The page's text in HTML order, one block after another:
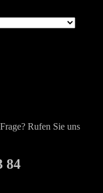
Rufen Sie uns
84